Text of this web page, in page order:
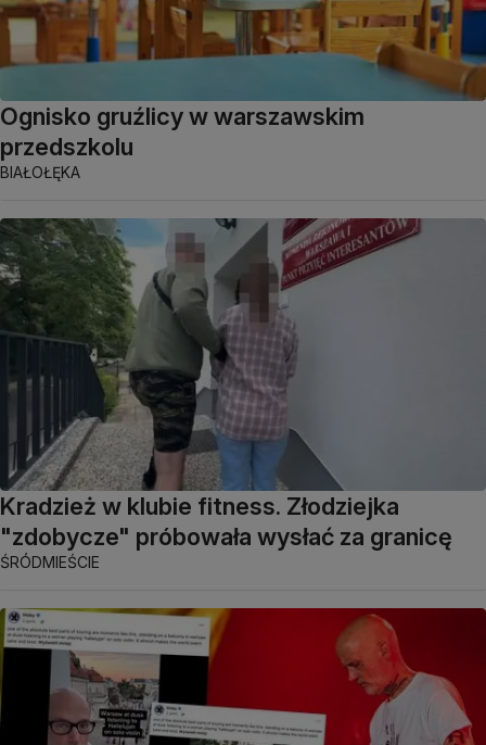
Ognisko gruźlicy w warszawskim
przedszkolu
BIAŁOŁĘKA
Kradzież w klubie fitness. Złodziejka
"zdobycze" próbowała wysłać za granicę
ŚRÓDMIEŚCIE